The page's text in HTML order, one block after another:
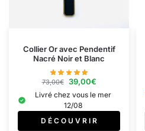
Collier Or avec Pendentif
Nacré Noir et Blanc
73,00€ 39,00€
Livré chez vous le mer
12/08
D É C O U V R I R